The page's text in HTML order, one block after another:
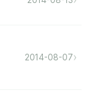
2014-08-07›